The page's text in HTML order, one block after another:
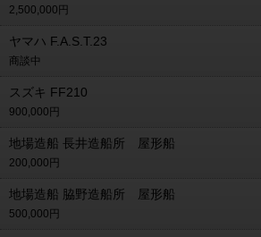
2,500,000円
ヤマハ F.A.S.T.23
商談中
スズキ FF210
900,000円
地場造船 長井造船所 屋形船
200,000円
地場造船 脇野造船所 屋形船
500,000円